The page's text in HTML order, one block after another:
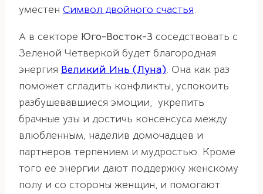
уместен Символ двойного счастья.
А в секторе Юго-Восток-3 соседствовать с
Зеленой Четверкой будет благородная
энергия Великий Инь (Луна). Она как раз
поможет сгладить конфликты, успокоить
разбушевавшиеся эмоции, укрепить
брачные узы и достичь консенсуса между
влюбленным, наделив домочадцев и
партнеров терпением и мудростью. Кроме
того ее энергии дают поддержку женскому
полу и со стороны женщин, и помогают